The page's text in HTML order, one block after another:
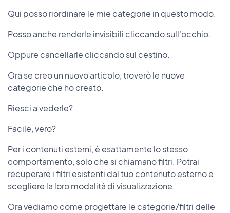
Qui posso riordinare le mie categorie in questo modo.
Posso anche renderle invisibili cliccando sull'occhio.
Oppure cancellarle cliccando sul cestino.
Ora se creo un nuovo articolo, troverò le nuove
categorie che ho creato.
Riesci a vederle?
Facile, vero?
Per i contenuti esterni, è esattamente lo stesso
comportamento, solo che si chiamano filtri. Potrai
recuperare i filtri esistenti dal tuo contenuto esterno e
scegliere la loro modalità di visualizzazione.
Ora vediamo come progettare le categorie/filtri delle